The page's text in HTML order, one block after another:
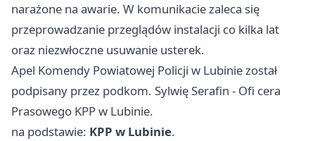
narażone na awarie. W komunikacie zaleca się
przeprowadzanie przeglądów instalacji co kilka lat
oraz niezwłoczne usuwanie usterek.
Apel Komendy Powiatowej Policji w Lubinie został
podpisany przez podkom. Sylwię Serafin - Ofi cera
Prasowego KPP w Lubinie.
na podstawie: KPP w Lubinie.